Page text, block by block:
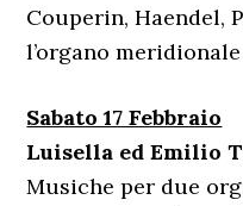
Couperin, Haendel,
l’organo
Sabato 17 Febbraio
Luisella ed Emilio
Musiche per due